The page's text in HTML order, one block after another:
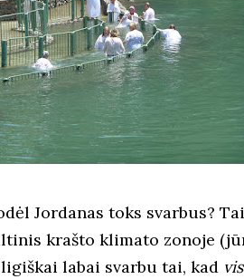
Jordanas toks svarbus?
krašto klimato zonoje
labai svarbu tai, kad